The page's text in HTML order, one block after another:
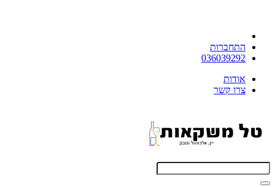
התחברות
036039292
אודות
צרו קשר